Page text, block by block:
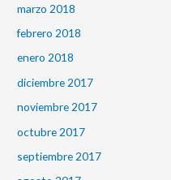
marzo 2018
febrero 2018
enero 2018
diciembre 2017
noviembre 2017
octubre 2017
septiembre 2017